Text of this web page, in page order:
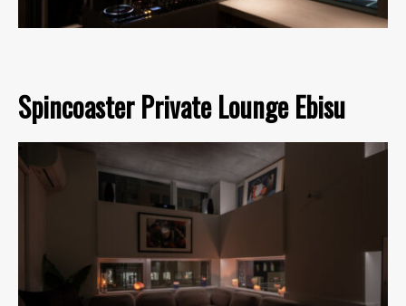
Spincoaster Private Lounge Ebisu